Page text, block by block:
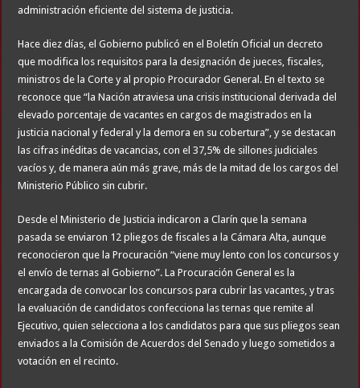
administración eficiente del sistema de justicia.
Hace diez días, el Gobierno publicó en el Boletín Oficial un decreto
que modifica los requisitos para la designación de jueces, fiscales,
ministros de la Corte y al propio Procurador General. En el texto se
reconoce que “la Nación atraviesa una crisis institucional derivada del
elevado porcentaje de vacantes en cargos de magistrados en la
justicia nacional y federal y la demora en su cobertura”, y se destacan
las cifras inéditas de vacancias, con el 37,5% de sillones judiciales
vacíos y, de manera aún más grave, más de la mitad de los cargos del
Ministerio Público sin cubrir.
Desde el Ministerio de Justicia indicaron a Clarín que la semana
pasada se enviaron 12 pliegos de fiscales a la Cámara Alta, aunque
reconocieron que la Procuración “viene muy lento con los concursos y
el envío de ternas al Gobierno”. La Procuración General es la
encargada de convocar los concursos para cubrir las vacantes, y tras
la evaluación de candidatos confecciona las ternas que remite al
Ejecutivo, quien selecciona a los candidatos para que sus pliegos sean
enviados a la Comisión de Acuerdos del Senado y luego sometidos a
votación en el recinto.